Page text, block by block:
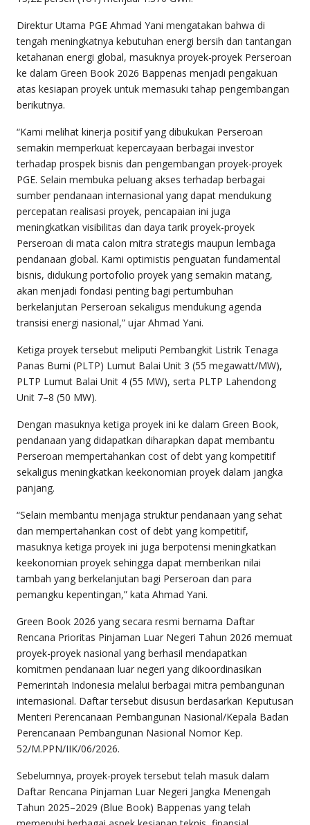
Direktur Utama PGE Ahmad Yani mengatakan bahwa di
tengah meningkatnya kebutuhan energi bersih dan tantangan
ketahanan energi global, masuknya proyek-proyek Perseroan
ke dalam Green Book 2026 Bappenas menjadi pengakuan
atas kesiapan proyek untuk memasuki tahap pengembangan
berikutnya.
“Kami melihat kinerja positif yang dibukukan Perseroan
semakin memperkuat kepercayaan berbagai investor
terhadap prospek bisnis dan pengembangan proyek-proyek
PGE. Selain membuka peluang akses terhadap berbagai
sumber pendanaan internasional yang dapat mendukung
percepatan realisasi proyek, pencapaian ini juga
meningkatkan visibilitas dan daya tarik proyek-proyek
Perseroan di mata calon mitra strategis maupun lembaga
pendanaan global. Kami optimistis penguatan fundamental
bisnis, didukung portofolio proyek yang semakin matang,
akan menjadi fondasi penting bagi pertumbuhan
berkelanjutan Perseroan sekaligus mendukung agenda
transisi energi nasional,” ujar Ahmad Yani.
Ketiga proyek tersebut meliputi Pembangkit Listrik Tenaga
Panas Bumi (PLTP) Lumut Balai Unit 3 (55 megawatt/MW),
PLTP Lumut Balai Unit 4 (55 MW), serta PLTP Lahendong
Unit 7–8 (50 MW).
Dengan masuknya ketiga proyek ini ke dalam Green Book,
pendanaan yang didapatkan diharapkan dapat membantu
Perseroan mempertahankan cost of debt yang kompetitif
sekaligus meningkatkan keekonomian proyek dalam jangka
panjang.
“Selain membantu menjaga struktur pendanaan yang sehat
dan mempertahankan cost of debt yang kompetitif,
masuknya ketiga proyek ini juga berpotensi meningkatkan
keekonomian proyek sehingga dapat memberikan nilai
tambah yang berkelanjutan bagi Perseroan dan para
pemangku kepentingan,” kata Ahmad Yani.
Green Book 2026 yang secara resmi bernama Daftar
Rencana Prioritas Pinjaman Luar Negeri Tahun 2026 memuat
proyek-proyek nasional yang berhasil mendapatkan
komitmen pendanaan luar negeri yang dikoordinasikan
Pemerintah Indonesia melalui berbagai mitra pembangunan
internasional. Daftar tersebut disusun berdasarkan Keputusan
Menteri Perencanaan Pembangunan Nasional/Kepala Badan
Perencanaan Pembangunan Nasional Nomor Kep.
52/M.PPN/IIK/06/2026.
Sebelumnya, proyek-proyek tersebut telah masuk dalam
Daftar Rencana Pinjaman Luar Negeri Jangka Menengah
Tahun 2025–2029 (Blue Book) Bappenas yang telah